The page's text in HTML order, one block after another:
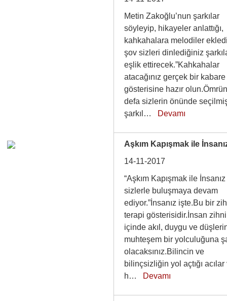
Metin Zakoğlu’nun şarkılar
söyleyip, hikayeler anlattığı,
kahkahalara melodiler
şov sizleri dinlediğiniz
eşlik ettirecek.”Kahkahalar
atacağınız gerçek bir kabare
gösterisine hazır
defa sizlerin önünde
şarkıl… Devamı
Aşkım Kapışmak ile
14-11-2017
“Aşkım Kapışmak ile İnsanız
sizlerle buluşmaya devam
ediyor.”İnsanız işte.Bu bir
terapi gösterisidir.İnsan
içinde akıl, duygu ve
muhteşem bir yolculuğuna
olacaksınız.Bilincin ve
bilinçsizliğin yol açtığı acılar
h… Devamı